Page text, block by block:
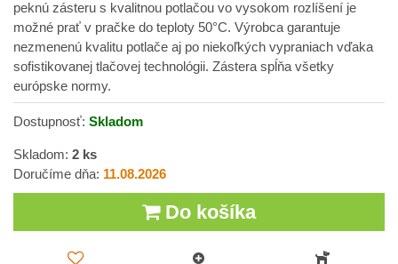
peknú zásteru s kvalitnou potlačou vo vysokom rozlíšení je
možné prať v pračke do teploty 50°C. Výrobca garantuje
nezmenenú kvalitu potlače aj po niekoľkých vypraniach vďaka
sofistikovanej tlačovej technológii. Zástera spĺňa všetky
európske normy.
Dostupnosť: Skladom
Skladom: 2 ks
Doručíme dňa: 11.08.2026
Do košíka